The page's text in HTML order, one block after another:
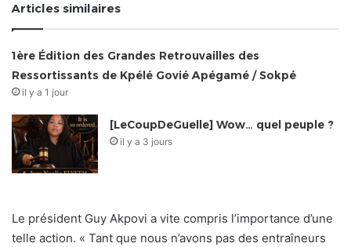
Articles similaires
1ère Édition des Grandes Retrouvailles des
Ressortissants de Kpélé Govié Apégamé / Sokpé
il y a 1 jour
[LeCoupDeGuelle] Wow… quel peuple ?
il y a 3 jours
Le président Guy Akpovi a vite compris l’importance d’une
telle action. « Tant que nous n’avons pas des entraîneurs